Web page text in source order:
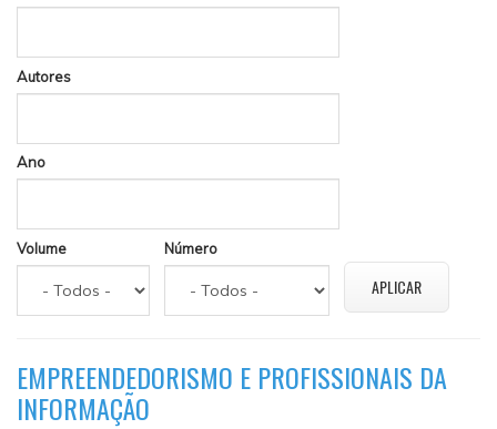
Autores
Ano
Volume Número
EMPREENDEDORISMO E PROFISSIONAIS DA
INFORMAÇÃO